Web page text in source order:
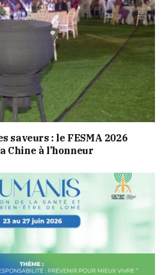
saveurs : le FESMA 2026
Chine à l’honneur